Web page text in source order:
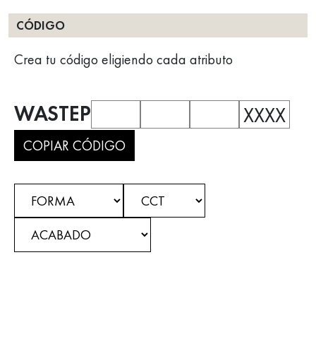
CÓDIGO
Crea tu código eligiendo cada atributo
WASTEP XXXX
COPIAR CÓDIGO